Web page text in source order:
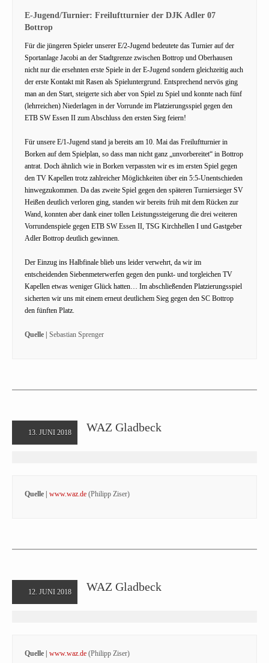
E-Jugend/Turnier: Freiluftturnier der DJK Adler 07
Bottrop
Für die jüngeren Spieler unserer E/2-Jugend bedeutete das Turnier auf der
Sportanlage Jacobi an der Stadtgrenze zwischen Bottrop und Oberhausen
nicht nur die ersehnten erste Spiele in der E-Jugend sondern gleichzeitig auch
der erste Kontakt mit Rasen als Spieluntergrund. Entsprechend nervös ging
man an den Start, steigerte sich aber von Spiel zu Spiel und konnte nach fünf
(lehrreichen) Niederlagen in der Vorrunde im Platzierungsspiel gegen den
ETB SW Essen II zum Abschluss den ersten Sieg feiern!
Für unsere E/1-Jugend stand ja bereits am 10. Mai das Freiluftturnier in
Borken auf dem Spielplan, so dass man nicht ganz „unvorbereitet“ in Bottrop
antrat. Doch ähnlich wie in Borken verpassten wir es im ersten Spiel gegen
den TV Kapellen trotz zahlreicher Möglichkeiten über ein 5:5-Unentschieden
hinwegzukommen. Da das zweite Spiel gegen den späteren Turniersieger SV
Heißen deutlich verloren ging, standen wir bereits früh mit dem Rücken zur
Wand, konnten aber dank einer tollen Leistungssteigerung die drei weiteren
Vorrundenspiele gegen ETB SW Essen II, TSG Kirchhellen I und Gastgeber
Adler Bottrop deutlich gewinnen.
Der Einzug ins Halbfinale blieb uns leider verwehrt, da wir im
entscheidenden Siebenmeterwerfen gegen den punkt- und torgleichen TV
Kapellen etwas weniger Glück hatten… Im abschließenden Platzierungsspiel
sicherten wir uns mit einem erneut deutlichem Sieg gegen den SC Bottrop
den fünften Platz.
Quelle | Sebastian Sprenger
13. JUNI 2018 WAZ Gladbeck
Quelle | www.waz.de (Philipp Ziser)
12. JUNI 2018 WAZ Gladbeck
Quelle | www.waz.de (Philipp Ziser)